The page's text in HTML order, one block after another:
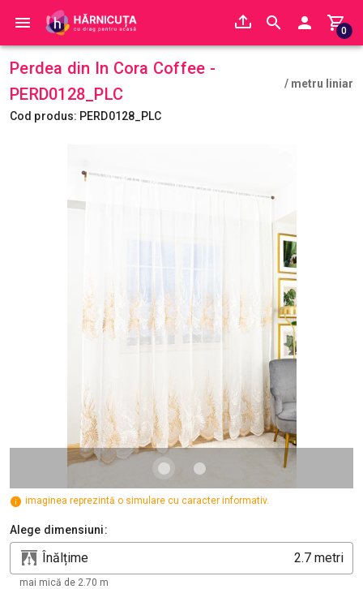
0
Perdea din In Cora Coffee -
PERD0128_PLC
Cod produs: PERD0128_PLC
/ metru liniar
imaginea reprezintă o simulare cu caracter informativ.
Alege dimensiuni:
Înălțime metri
mai mică de 2.70 m